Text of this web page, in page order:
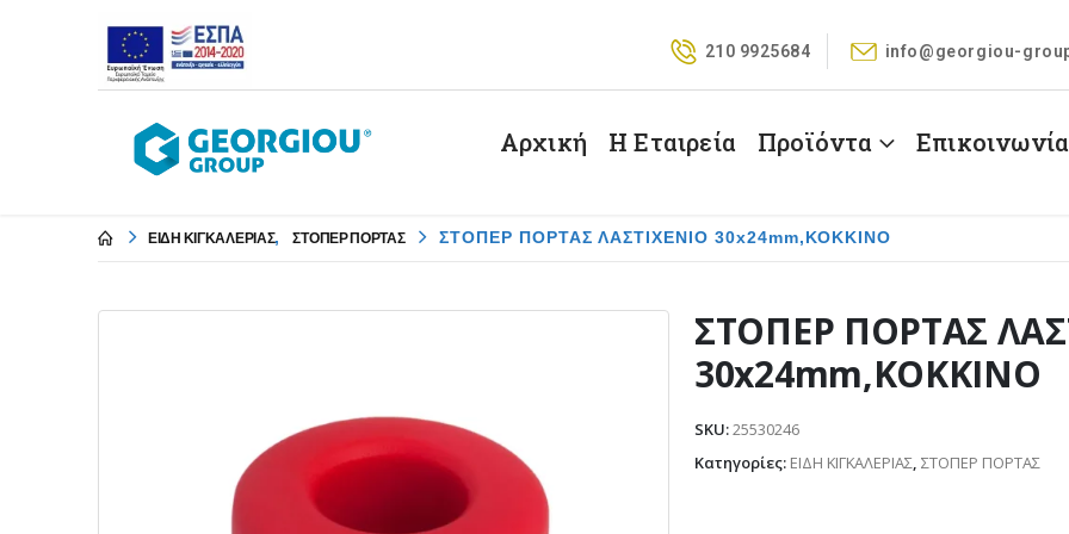
210 9925684 info@georgiou-
Αρχική Η Εταιρεία Προϊόντα Επικοινωνία
ΕΙΔΗ ΚΙΓΚΑΛΕΡΙΑΣ, ΣΤΟΠΕΡ ΠΟΡΤΑΣ ΣΤΟΠΕΡ ΠΟΡΤΑΣ ΛΑΣΤΙΧΕΝΙΟ 30x24mm,ΚΟΚΚΙΝΟ
ΣΤΟΠΕΡ ΠΟΡΤΑΣ
30x24mm,ΚΟΚΚΙΝΟ
SKU:25530246
Κατηγορίες: ΕΙΔΗ ΚΙΓΚΑΛΕΡΙΑΣ, ΣΤΟΠΕΡ ΠΟΡΤΑΣ